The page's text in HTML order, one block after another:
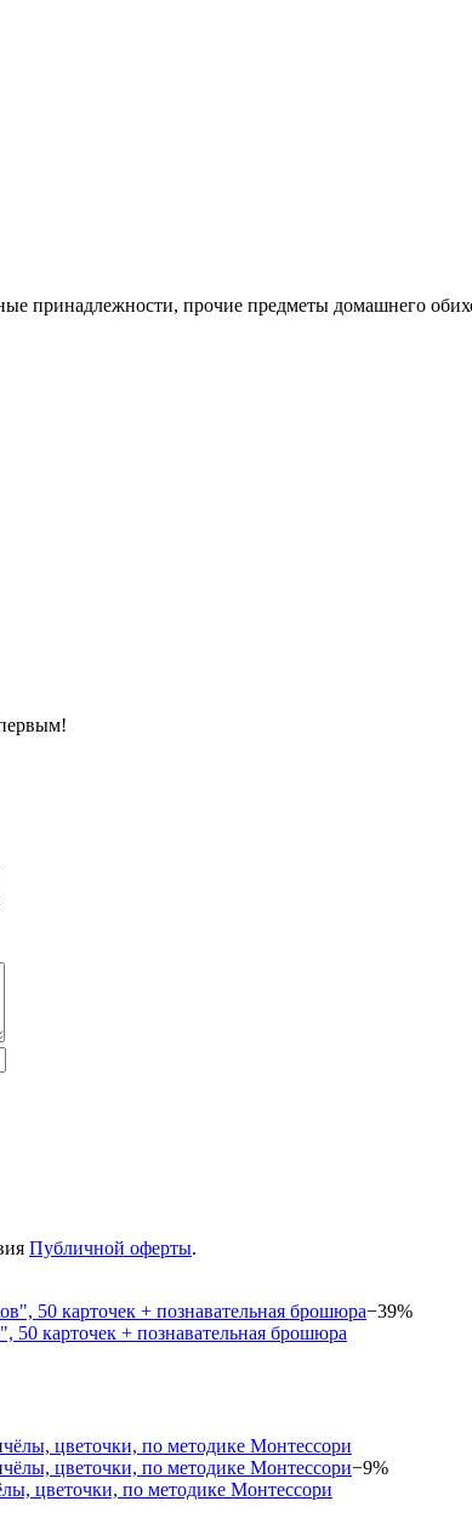
принадлежности, прочие предметы домашнего
Публичной оферты.
−39%
карточек + познавательная брошюра
−9%
цветочки, по методике Монтессори